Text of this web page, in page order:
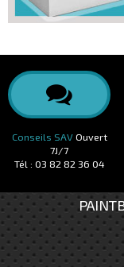
Conseils SAVOuvert
7J/7
Tél : 03 82 82 36 04